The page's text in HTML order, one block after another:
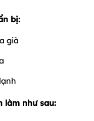
bị:
già
làm như sau: